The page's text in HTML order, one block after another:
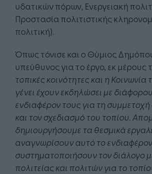
υδατικών πόρων, Ενεργειακή
Προστασία πολιτιστικής
πολιτική).
Όπως τόνισε και ο Θύμιος
υπεύθυνος για το έργο, εκ μέρους
τοπικές κοινότητες και η
γένει έχουν εκδηλώσει με
ενδιαφέρον τους για τη συμμετοχή
και τον σχεδιασμό του τοπίου.
δημιουργήσουμε τα θεσμικά
αναγνωρίσουν αυτό το
συστηματοποιήσουν τον διάλογο
πολιτείας και πολιτών για το